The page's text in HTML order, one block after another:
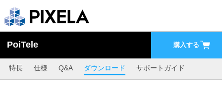
PoiTele 購入する
特長 仕様 Q&A ダウンロード サポートガイド